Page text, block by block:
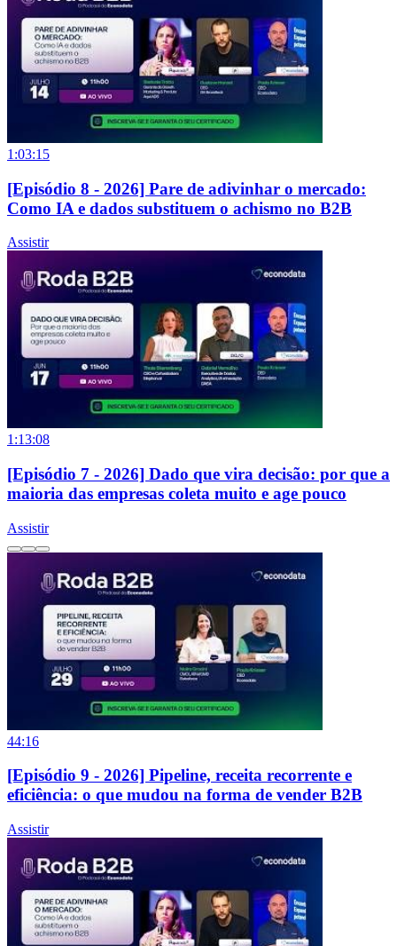
1:03:15
[Episódio 8 - 2026] Pare de adivinhar o mercado:
Como IA e dados substituem o achismo no B2B
Assistir
1:13:08
[Episódio 7 - 2026] Dado que vira decisão: por que a
maioria das empresas coleta muito e age pouco
Assistir
44:16
[Episódio 9 - 2026] Pipeline, receita recorrente e
eficiência: o que mudou na forma de vender B2B
Assistir